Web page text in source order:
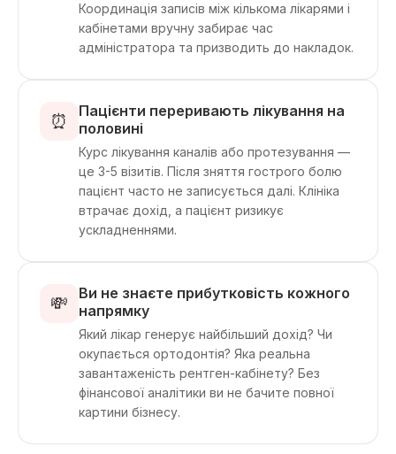
Координація записів між кількома лікарями і
кабінетами вручну забирає час
адміністратора та призводить до накладок.
⏰
Пацієнти переривають лікування на
половині
Курс лікування каналів або протезування —
це 3-5 візитів. Після зняття гострого болю
пацієнт часто не записується далі. Клініка
втрачає дохід, а пацієнт ризикує
ускладненнями.
💸
Ви не знаєте прибутковість кожного
напрямку
Який лікар генерує найбільший дохід? Чи
окупається ортодонтія? Яка реальна
завантаженість рентген-кабінету? Без
фінансової аналітики ви не бачите повної
картини бізнесу.